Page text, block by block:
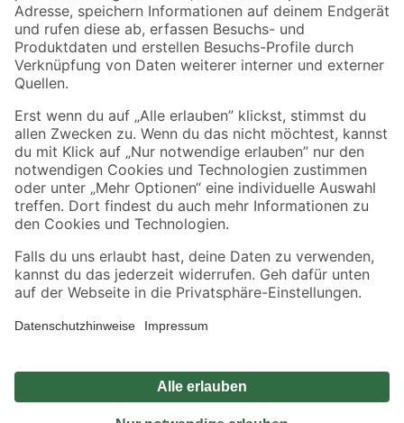
Zahlungsarten Versandarten
Sicher einkaufen
Jetzt die toom-App herunterladen
Alle Preisangaben in EUR inkl. gesetzl. MwSt.. Die dargestellten Angebote sind unter
Umständen nicht in allen Märkten verfügbar. Die angegebenen Verfügbarkeiten beziehen
Produkte nur solange der Vorrat reicht.
*Paketversand ab 59 € versandkostenfrei, gilt nicht für Artikel mit Speditionsversand, hier
Privatsphäre Impressum
Nutzungsbedingungen
Widerrufsrecht
Vertrag widerrufen